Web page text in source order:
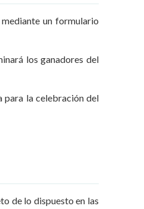
un formulario
los ganadores del
para la celebración del
de lo dispuesto en las